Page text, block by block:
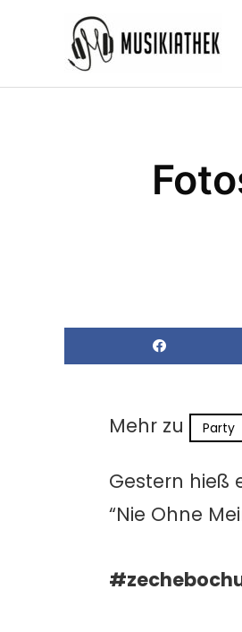
Mehr zu Party
Gestern hieß
“Nie Ohne